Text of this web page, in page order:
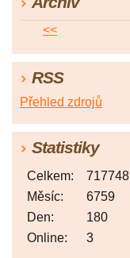
<<
RSS
Přehled zdrojů
Statistiky
Online: 3
Celkem:
717748
Měsíc:
6759
Den:
180